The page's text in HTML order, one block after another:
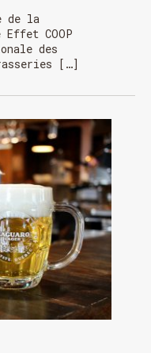
de la
COOP
des
[…]